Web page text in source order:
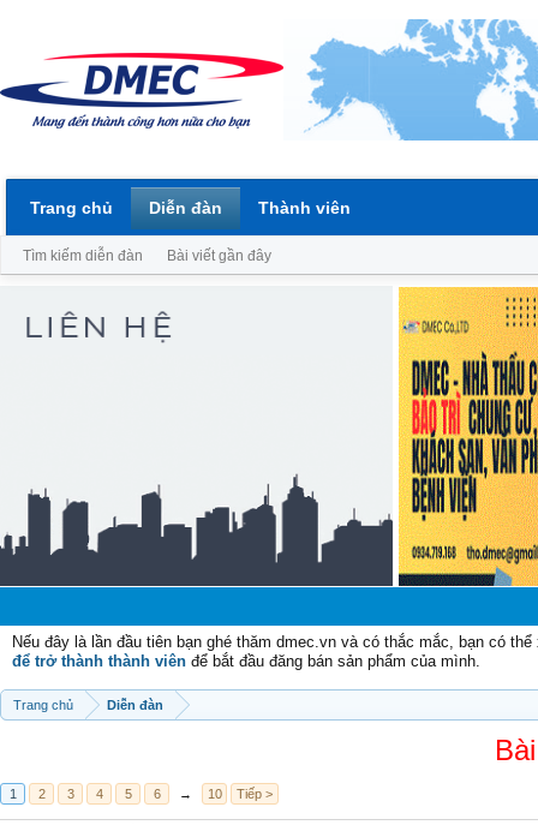
Nếu đây là lần đầu tiên bạn ghé thăm dmec.vn và có thắc mắc, bạn có
để trở thành thành viên để bắt đầu đăng bán sản phẩm của mình.
Trang chủ Diễn đàn
1 2 3 4 5 6 → 10 Tiếp >
Trang chủ Diễn đàn
Tìm kiếm diễn đàn Bài viết gần đây
Thành viên